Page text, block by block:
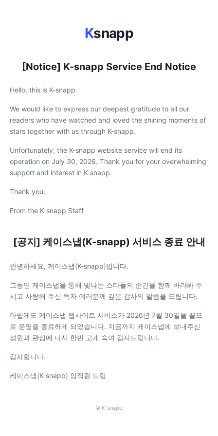
Ksnapp
[Notice] K-snapp Service End Notice
Hello, this is K-snapp.
We would like to express our deepest gratitude to all our
readers who have watched and loved the shining moments of
stars together with us through K-snapp.
Unfortunately, the K-snapp website service will end its
operation on July 30, 2026. Thank you for your overwhelming
support and interest in K-snapp.
Thank you.
From the K-snapp Staff
[공지] 케이스냅(K-snapp) 서비스 종료 안내
안녕하세요, 케이스냅(K-snapp)입니다.
그동안 케이스냅을 통해 빛나는 스타들의 순간을 함께 바라봐 주
시고 사랑해 주신 독자 여러분께 깊은 감사의 말씀을 드립니다.
아쉽게도 케이스냅 웹사이트 서비스가 2026년 7월 30일을 끝으
로 운영을 종료하게 되었습니다. 지금까지 케이스냅에 보내주신
성원과 관심에 다시 한번 고개 숙여 감사드립니다.
감사합니다.
케이스냅(K-snapp) 임직원 드림
© K-snapp